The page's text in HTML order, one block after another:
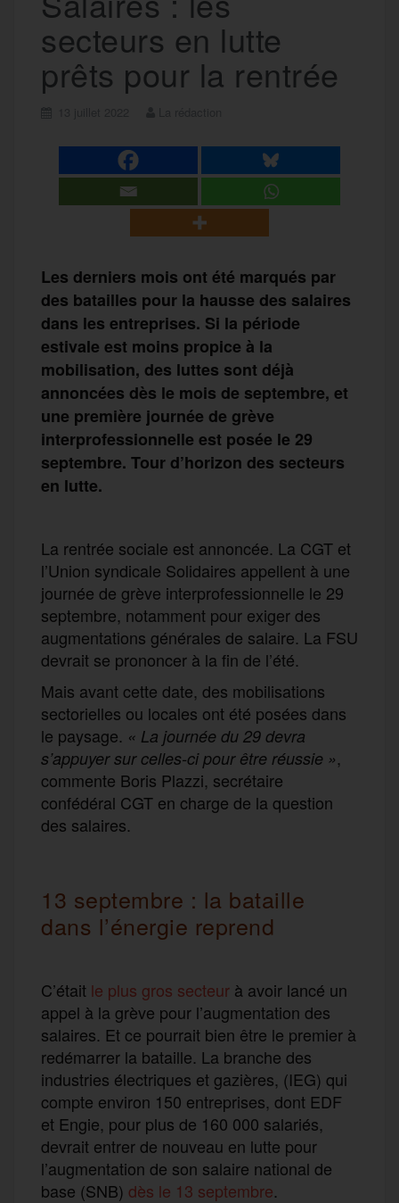
secteurs en lutte
prêts pour la rentrée
Les derniers mois ont été marqués par
des batailles pour la hausse des salaires
dans les entreprises. Si la période
estivale est moins propice à la
mobilisation, des luttes sont déjà
annoncées dès le mois de septembre, et
une première journée de grève
interprofessionnelle est posée le 29
septembre. Tour d’horizon des secteurs
en lutte.
La rentrée sociale est annoncée. La CGT et
l’Union syndicale Solidaires appellent à une
journée de grève interprofessionnelle le 29
septembre, notamment pour exiger des
augmentations générales de salaire. La FSU
devrait se prononcer à la fin de l’été.
Mais avant cette date, des mobilisations
sectorielles ou locales ont été posées dans
le paysage. « La journée du 29 devra
s’appuyer sur celles-ci pour être réussie »,
commente Boris Plazzi, secrétaire
confédéral CGT en charge de la question
des salaires.
13 septembre : la bataille
dans l’énergie reprend
C’était le plus gros secteur à avoir lancé un
appel à la grève pour l’augmentation des
salaires. Et ce pourrait bien être le premier à
redémarrer la bataille. La branche des
industries électriques et gazières, (IEG) qui
compte environ 150 entreprises, dont EDF
et Engie, pour plus de 160 000 salariés,
devrait entrer de nouveau en lutte pour
l’augmentation de son salaire national de
base (SNB) dès le 13 septembre.